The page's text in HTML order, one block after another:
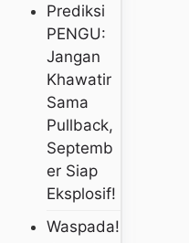
Prediksi
PENGU:
Jangan
Khawatir
Sama
Pullback,
Septemb
Er Siap
Eksplosif!
Waspada!